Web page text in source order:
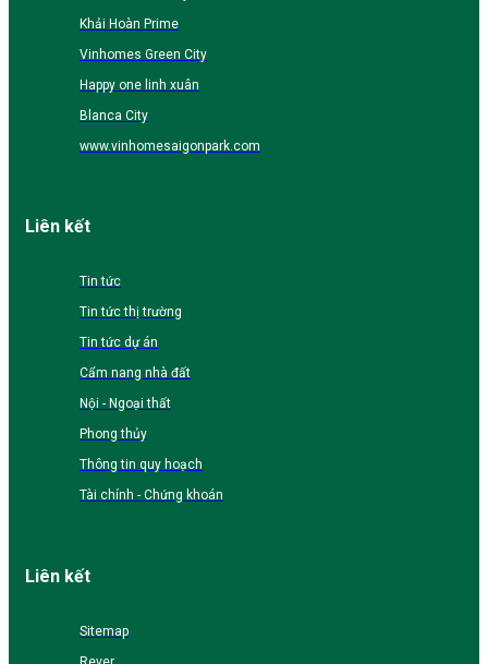
Khải Hoàn Prime
Vinhomes Green City
Happy one linh xuân
Blanca City
www.vinhomesaigonpark.com
Liên kết
Tin tức
Tin tức thị trường
Tin tức dự án
Cẩm nang nhà đất
Nội - Ngoại thất
Phong thủy
Thông tin quy hoạch
Tài chính - Chứng khoán
Liên kết
Sitemap